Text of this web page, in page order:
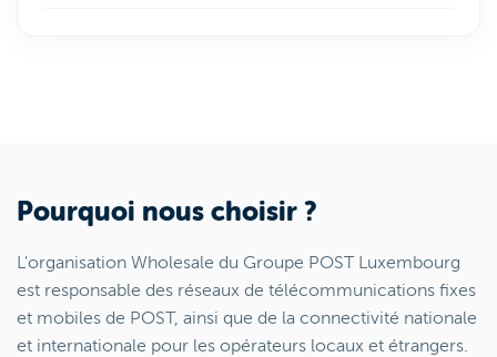
Pourquoi nous choisir ?
L'organisation Wholesale du Groupe POST Luxembourg
est responsable des réseaux de télécommunications fixes
et mobiles de POST, ainsi que de la connectivité nationale
et internationale pour les opérateurs locaux et étrangers.